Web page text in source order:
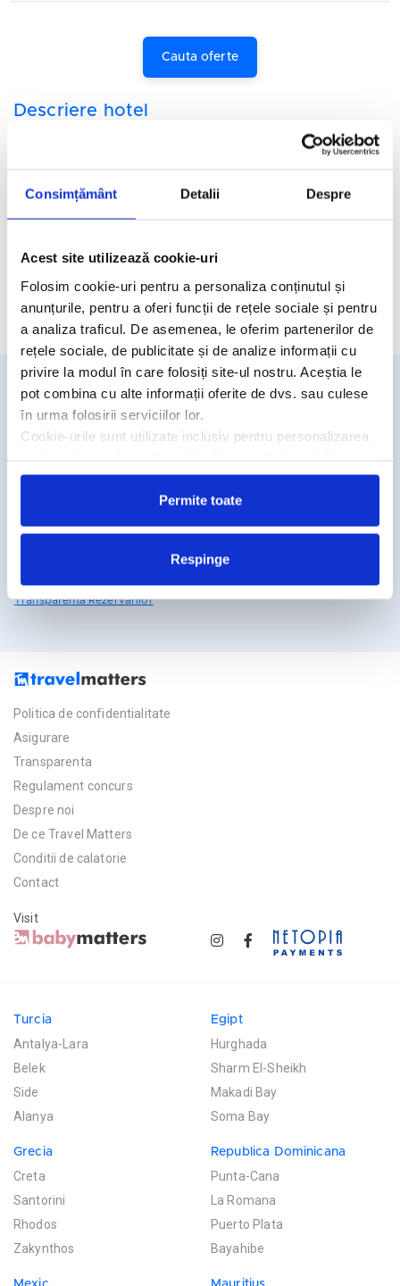
Consimțământ Detalii Despre
Acest site utilizează cookie-uri
Folosim cookie-uri pentru a personaliza conținutul și
anunțurile, pentru a oferi funcții de rețele sociale și pentru
a analiza traficul. De asemenea, le oferim partenerilor de
rețele sociale, de publicitate și de analize informații cu
privire la modul în care folosiți site-ul nostru. Aceștia le
pot combina cu alte informații oferite de dvs. sau culese
în urma folosirii serviciilor lor.
Cookie-urile sunt utilizate inclusiv pentru personalizarea
Permite toate
Respinge
Cauta oferte
Descriere hotel
este situat in centrul
districtului de afaceri , la 29 de km de Aeroportul Abu Dhabi.
Facilitati hotel
Cere oferta personalizata
Detalii si rezervari
031.438.18.53
Licente TravelMatters
Transparenta Rezervarilor
Politica de confidentialitate
Asigurare
Transparenta
Regulament concurs
Despre noi
De ce Travel Matters
Conditii de calatorie
Contact
Visit
Turcia
Antalya-Lara
Belek
Side
Alanya
Egipt
Hurghada
Sharm El-Sheikh
Makadi Bay
Soma Bay
Grecia
Creta
Santorini
Rhodos
Zakynthos
Republica Dominicana
Punta-Cana
La Romana
Puerto Plata
Bayahibe